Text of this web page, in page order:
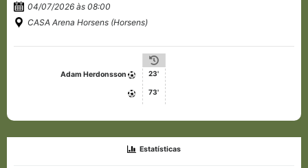
04/07/2026 às 08:00
CASA Arena Horsens (Horsens)
Adam Herdonsson 23'
73'
Estatísticas